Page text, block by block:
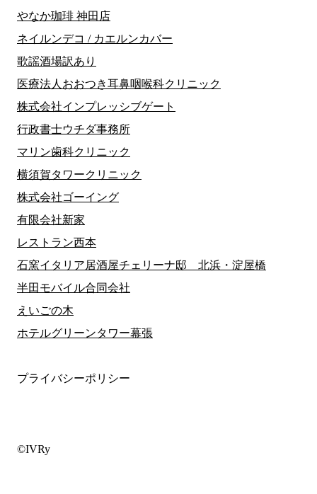
やなか珈琲 神田店
ネイルンデコ / カエルンカバー
歌謡酒場訳あり
医療法人おおつき耳鼻咽喉科クリニック
株式会社インプレッシブゲート
行政書士ウチダ事務所
マリン歯科クリニック
横須賀タワークリニック
株式会社ゴーイング
有限会社新家
レストラン西本
石窯イタリア居酒屋チェリーナ邸 北浜・淀屋橋
半田モバイル合同会社
えいごの木
ホテルグリーンタワー幕張
プライバシーポリシー
©IVRy